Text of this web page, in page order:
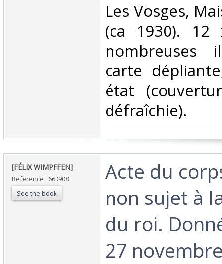
‎Les Vosges,
(ca 1930).
nombreuses
carte
état
défraîchie).‎
‎[FÉLIX WIMPFFEN] ‎
Reference : 660908
See the book
‎Acte du
non sujet à
du roi.
27